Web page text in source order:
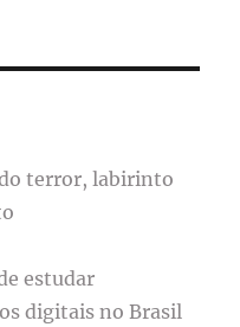
terror, labirinto
estudar
digitais no Brasil